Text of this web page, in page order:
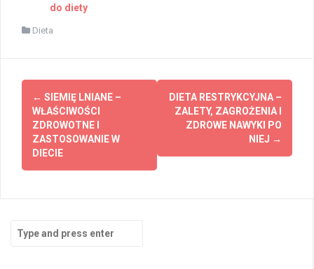
do diety
Dieta
Post
navigation
← SIEMIĘ LNIANE –
WŁAŚCIWOŚCI
ZDROWOTNE I
ZASTOSOWANIE W
DIECIE
DIETA RESTRYKCYJNA –
ZALETY, ZAGROŻENIA I
ZDROWE NAWYKI PO
NIEJ →
for: